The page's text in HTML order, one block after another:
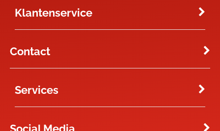
Klantenservice
Contact
Services